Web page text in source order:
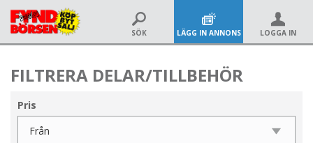
SÖK LÄGG IN ANNONS LOGGA IN
FILTRERA DELAR/TILLBEHÖR
Pris